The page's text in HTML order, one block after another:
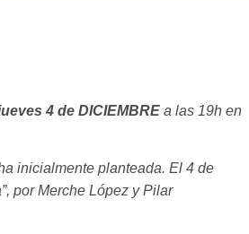
4 de DICIEMBRE a las 19h en
inicialmente planteada. El 4 de
por Merche López y Pilar